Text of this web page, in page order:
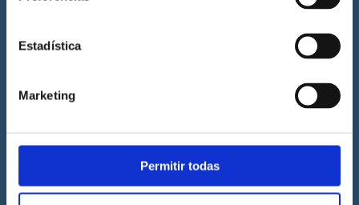
Estadística
Marketing
Permitir todas
Prácticas de habilitación a vela
Titulaciones náuticas
Curso de Licencia de Navegación
Curso de PNB